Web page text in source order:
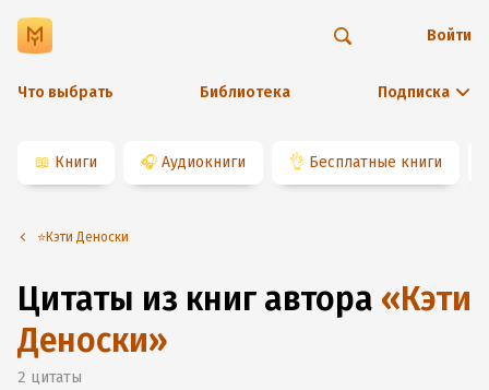
Что выбрать Библиотека Подписка
Войти
📖 Книги 🎧 Аудиокниги 👌 Бесплатные книги
⭐️Кэти Деноски
Цитаты из книг автора «Кэти
Деноски»
2 цитаты